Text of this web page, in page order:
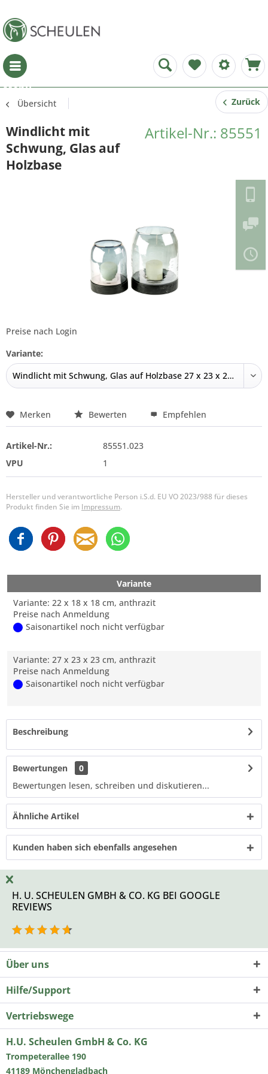
Menü
Übersicht Zurück
Artikel-Nr.: 85551
Windlicht mit
Schwung, Glas auf
Holzbase
Preise nach Login
Variante:
Merken Bewerten Empfehlen
Artikel-Nr.:
85551.023
VPU
1
Hersteller und verantwortliche Person i.S.d. EU VO 2023/988 für dieses
Produkt finden Sie im Impressum.
Variante
Variante: 22 x 18 x 18 cm, anthrazit
Preise nach Anmeldung
Saisonartikel noch nicht verfügbar
Variante: 27 x 23 x 23 cm, anthrazit
Preise nach Anmeldung
Saisonartikel noch nicht verfügbar
Beschreibung
Bewertungen
0
Bewertungen lesen, schreiben und diskutieren...
Ähnliche Artikel
Kunden haben sich ebenfalls angesehen
H. U. SCHEULEN GMBH & CO. KG BEI GOOGLE
REVIEWS
Über uns
Hilfe/Support
Vertriebswege
H.U. Scheulen GmbH & Co. KG
Trompeterallee 190
41189 Mönchengladbach